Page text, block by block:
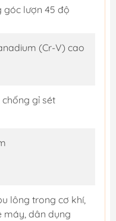
góc lượn 45 độ
(Cr-V) cao
gỉ sét
lông trong cơ khí,
máy, dân dụng